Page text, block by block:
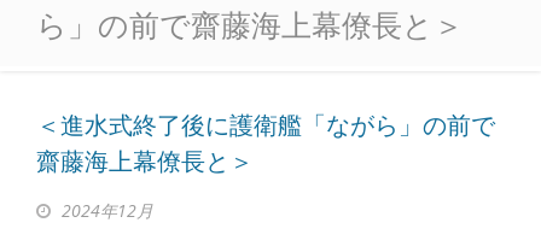
ら」の前で齋藤海上幕僚長と＞
＜進水式終了後に護衛艦「ながら」の前で
齋藤海上幕僚長と＞
2024年12月